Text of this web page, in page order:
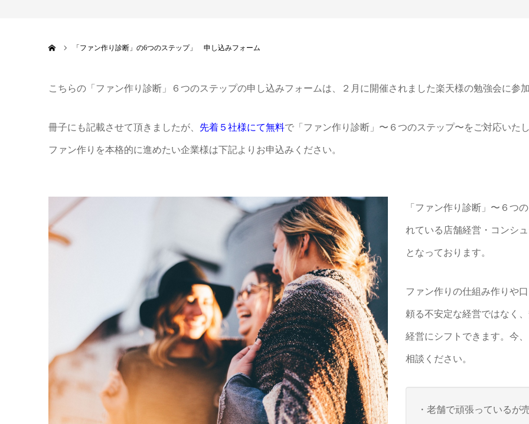
「ファン作り診断」の6つのステップ」 申し込みフォーム
こちらの「ファン作り診断」６つのステップの申し込みフォームは、２月に開催されました楽天様の勉強会に参
冊子にも記載させて頂きましたが、 先着５社様にて無料で「ファン作り診断」〜６つのステップ〜をご対応いた
ファン作りを本格的に進めたい企業様は下記よりお申込みください。
「ファン作り診断」〜６つ
れている店舗経営・コンシ
となっております。
ファン作りの仕組み作りや
頼る不安定な経営ではなく
経営にシフトできます。今
相談ください。
・老舗で頑張っているが